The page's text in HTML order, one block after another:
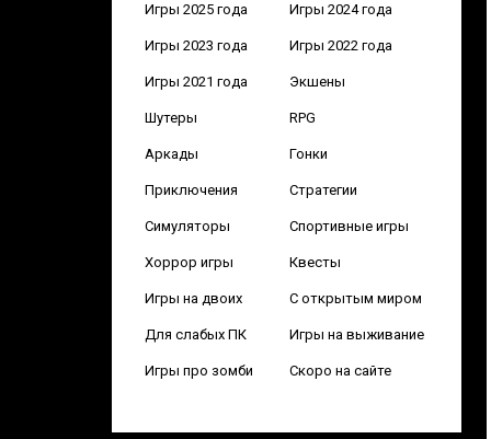
Игры 2025 года Игры 2024 года
Игры 2023 года Игры 2022 года
Игры 2021 года Экшены
Шутеры RPG
Аркады Гонки
Приключения Стратегии
Симуляторы Спортивные игры
Хоррор игры Квесты
Игры на двоих С открытым миром
Для слабых ПК Игры на выживание
Игры про зомби Скоро на сайте